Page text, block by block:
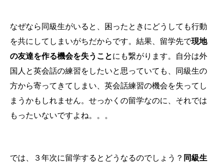
なぜなら同級生がいると、困ったときにどうしても行動
を共にしてしまいがちだからです。結果、留学先で現地
の友達を作る機会を失うことにも繋がります。自分は外
国人と英会話の練習をしたいと思っていても、同級生の
方から寄ってきてしまい、英会話練習の機会を失ってし
まうかもしれません。せっかくの留学なのに、それでは
もったいないですよね。。。
では、３年次に留学するとどうなるのでしょう？ 同級生